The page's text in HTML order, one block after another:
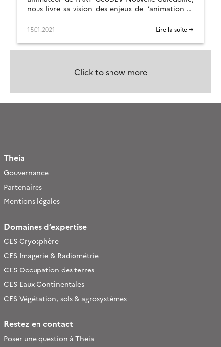
nous livre sa vision des enjeux de l’animation et
spatial. Lisez aussi un bilan de l’événement OSS-
15.01.2021 Lire la suite →
Click to show more
Theia
Gouvernance
Partenaires
Mentions légales
Domaines d’expertise
CES Cryosphère
CES Imagerie & Radiométrie
CES Occupation des terres
CES Eaux Continentales
CES Végétation, sols & agrosystèmes
Restez en contact
Poser une question à Theia